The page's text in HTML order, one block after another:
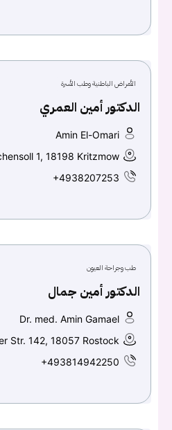
الأمراض الباطنية وطب الأسرة
الدكتور أمين العمري
Amin El-Omari
1, 18198 Kritzmow
+4938207253
طب وجراحة العيون
الدكتور أمين جمال
Dr. med. Amin Gamael
Str. 142, 18057 Rostock
+493814942250